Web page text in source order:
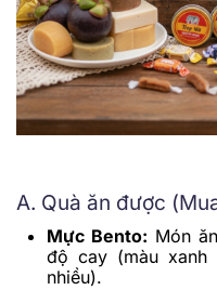
A. Quà ăn được
Mực Bento: Món
độ cay (màu
nhiều).